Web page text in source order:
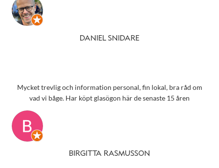
DANIEL SNIDARE
Mycket trevlig och information personal, fin lokal, bra råd om
vad vi båge. Har köpt glasögon här de senaste 15 åren
BIRGITTA RASMUSSON